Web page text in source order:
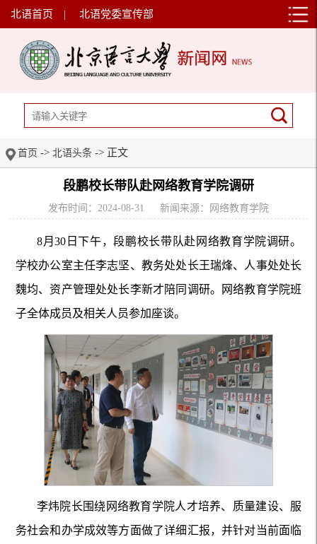
北语首页 | 北语党委宣传部
首页 -> 北语头条 -> 正文
段鹏校长带队赴网络教育学院调研
发布时间：2024-08-31 新闻来源：网络教育学院
8月30日下午，段鹏校长带队赴网络教育学院调研。
学校办公室主任李志坚、教务处处长王瑞烽、人事处处长
魏均、资产管理处处长李新才陪同调研。网络教育学院班
子全体成员及相关人员参加座谈。
李炜院长围绕网络教育学院人才培养、质量建设、服
务社会和办学成效等方面做了详细汇报，并针对当前面临